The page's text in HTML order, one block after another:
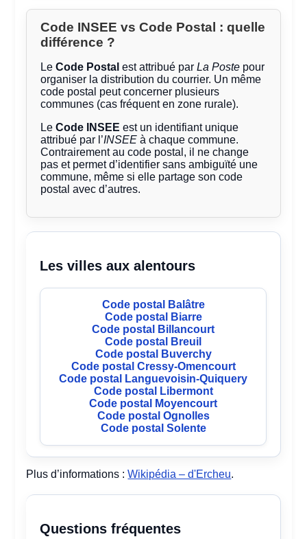
Code INSEE vs Code Postal : quelle
différence ?
LeCode Postal est attribué parLa Poste pour
organiser la distribution du courrier. Un même
code postal peut concerner plusieurs
communes (cas fréquent en zone rurale).
LeCode INSEE est un identifiant unique
attribué par l’INSEE à chaque commune.
Contrairement au code postal, il ne change
pas et permet d’identifier sans ambiguïté une
commune, même si elle partage son code
postal avec d’autres.
Les villes aux alentours
Code postal Balâtre
Code postal Biarre
Code postal Billancourt
Code postal Breuil
Code postal Buverchy
Code postal Cressy-Omencourt
Code postal Languevoisin-Quiquery
Code postal Libermont
Code postal Moyencourt
Code postal Ognolles
Code postal Solente
Plus d’informations :Wikipédia – d'Ercheu.
Questions fréquentes